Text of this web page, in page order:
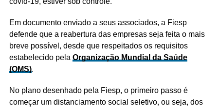
Em documento enviado a seus associados, a Fiesp
defende que a reabertura das empresas seja feita o mais
breve possível, desde que respeitados os requisitos
estabelecido pela Organização Mundial da Saúde
(OMS).
No plano desenhado pela Fiesp, o primeiro passo é
começar um distanciamento social seletivo, ou seja, dos